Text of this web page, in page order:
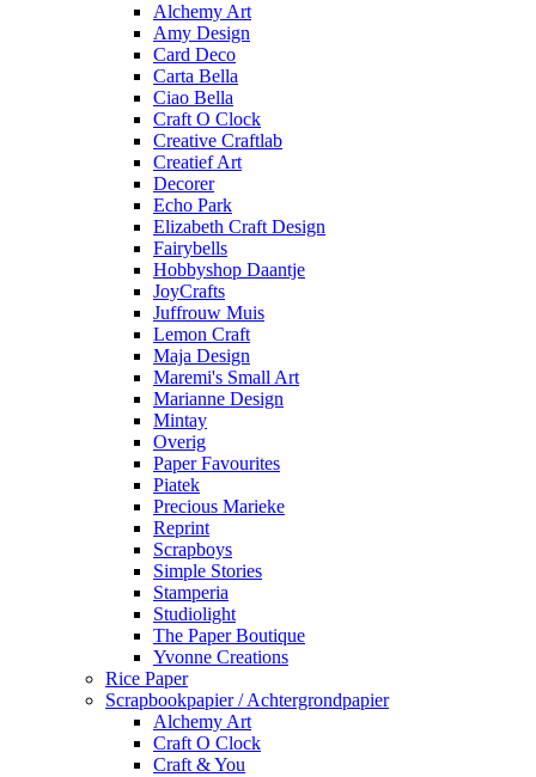
Alchemy Art
Amy Design
Card Deco
Carta Bella
Ciao Bella
Craft O Clock
Creative Craftlab
Creatief Art
Decorer
Echo Park
Elizabeth Craft Design
Fairybells
Hobbyshop Daantje
JoyCrafts
Juffrouw Muis
Lemon Craft
Maja Design
Maremi's Small Art
Marianne Design
Mintay
Overig
Paper Favourites
Piatek
Precious Marieke
Reprint
Scrapboys
Simple Stories
Stamperia
Studiolight
The Paper Boutique
Yvonne Creations
Rice Paper
Scrapbookpapier / Achtergrondpapier
Alchemy Art
Craft O Clock
Craft & You